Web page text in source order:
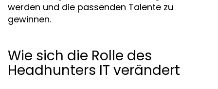
werden und die passenden Talente zu
gewinnen.
Wie sich die Rolle des
Headhunters IT verändert